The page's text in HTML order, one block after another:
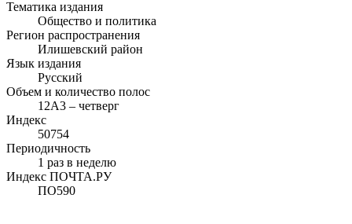
Тематика издания
Общество и политика
Регион распространения
Илишевский район
Язык издания
Русский
Объем и количество полос
12А3 – четверг
Индекс
50754
Периодичность
1 раз в неделю
Индекс ПОЧТА.РУ
ПО590